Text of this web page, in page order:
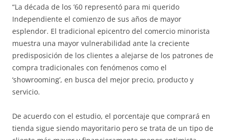
“La década de los ’60 representó para mi querido
Independiente el comienzo de sus años de mayor
esplendor. El tradicional epicentro del comercio minorista
muestra una mayor vulnerabilidad ante la creciente
predisposición de los clientes a alejarse de los patrones de
compra tradicionales con fenómenos como el
‘showrooming’, en busca del mejor precio, producto y
servicio.
De acuerdo con el estudio, el porcentaje que comprará en
tienda sigue siendo mayoritario pero se trata de un tipo de